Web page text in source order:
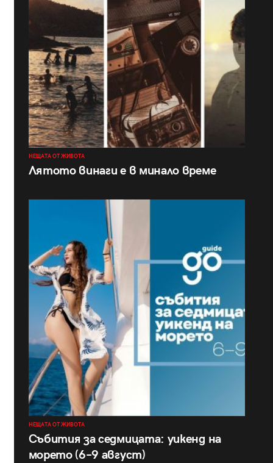
НЕЩАТА ОТ ЖИВОТА
Лятото винаги е в минало време
НЕЩАТА ОТ ЖИВОТА
Събития за седмицата: уикенд на
морето (6–9 август)